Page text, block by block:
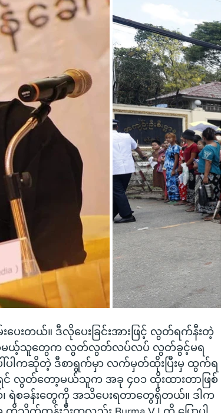
းတယ်။ ဒီလိုပေးခြင်းအားဖြင့် လွတ်ရက်နီးတဲ့
ာ့မယ့်သူတွေက လွတ်လွတ်လပ်လပ် လွတ်ခွင့်မရ
ပါကဆိုတဲ့ ဒီစာရွက်မှာ လက်မှတ်ထိုးပြီးမှ ထွက်ရ
လွတ်တော့မယ်သူက အခု ၄၀၁ ထိုးထားတာဖြစ်
စခန်းတွေကို အသိပေးရတာတွေရှိတယ်။ ဒါက